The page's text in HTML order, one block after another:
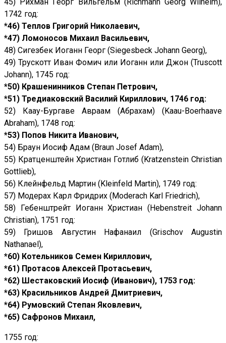
45) Рихман Георг Вильгельм (Richmann Georg Wilhelm),
1742 год:
*46) Теплов Григорий Николаевич,
*47) Ломоносов Михаил Васильевич,
48) Сигезбек Иоганн Георг (Siegesbeck Johann Georg),
49) Трускотт Иван Фомич или Иоганн или Джон (Truscott
Johann), 1745 год:
*50) Крашенинников Степан Петрович,
*51) Тредиаковский Василий Кириллович, 1746 год:
52) Каау-Бургаве Авраам (Абрахам) (Kaau-Boerhaave
Abraham), 1748 год:
*53) Попов Никита Иванович,
54) Браун Иосиф Адам (Braun Josef Adam),
55) Кратценштейн Христиан Готлиб (Kratzenstein Christian
Gottlieb),
56) Клейнфельд Мартин (Kleinfeld Martin), 1749 год:
57) Модерах Карл Фридрих (Moderach Karl Friedrich),
58) Гебенштрейт Иоганн Христиан (Hebenstreit Johann
Christian), 1751 год:
59) Гришов Августин Нафанаил (Grischov Augustin
Nathanael),
*60) Котельников Семен Кириллович,
*61) Протасов Алексей Протасьевич,
*62) Шестаковский Иосиф (Иванович), 1753 год:
*63) Красильников Андрей Дмитриевич,
*64) Румовский Степан Яковлевич,
*65) Сафронов Михаил,
1755 год: